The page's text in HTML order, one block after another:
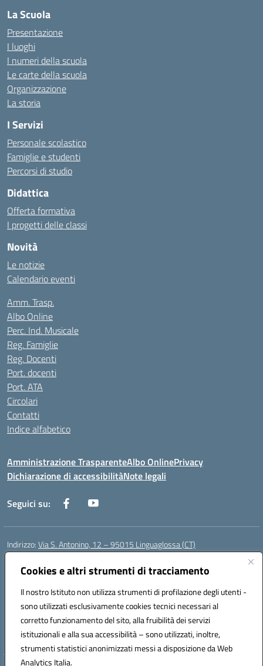
Cookies e altri strumenti di tracciamento
Il nostro Istituto non utilizza strumenti di profilazione degli utenti -
sono utilizzati esclusivamente cookies tecnici necessari al
corretto funzionamento del sito, alla fruibilità dei servizi
istituzionali e alla sua accessibilità – sono utilizzati, inoltre,
strumenti statistici anonimizzati messi a disposizione da Web
Analytics Italia.
La Scuola
Presentazione
I luoghi
I numeri della scuola
Le carte della scuola
Organizzazione
La storia
I Servizi
Personale scolastico
Famiglie e studenti
Percorsi di studio
Didattica
Offerta formativa
I progetti delle classi
Novità
Le notizie
Calendario eventi
Amm. Trasp.
Albo Online
Perc. Ind. Musicale
Reg. Famiglie
Reg. Docenti
Port. docenti
Port. ATA
Circolari
Contatti
Indice alfabetico
Amministrazione TrasparenteAlbo OnlinePrivacy
Dichiarazione di accessibilitàNote legali
Seguici su:
Indirizzo:Via S. Antonino, 12 – 95015 Linguaglossa (CT)
Centralino:
Posta elettronica certificata (PEC):ctic83200r@pec.istruzione.it
Codice fiscale: 83002470876
Codice meccanografico:CTIC83200R
Codice Indice delle Pubbliche Amministrazioni (IPA): istsc_CTIC83200R
Codice unico di fatturazione (CUF): UF7TEB